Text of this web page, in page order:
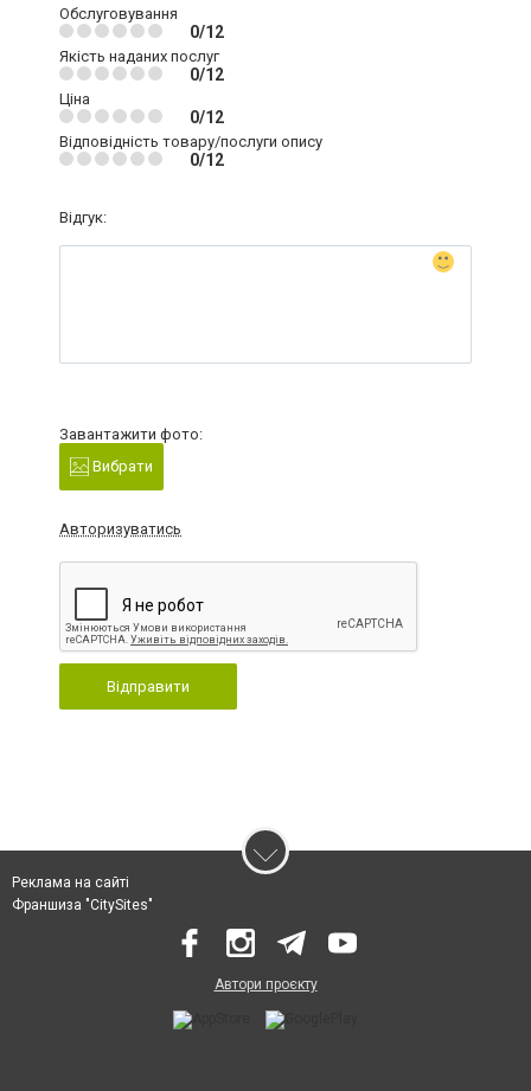
Обслуговування
0/12
Якість наданих послуг
0/12
Ціна
0/12
Відповідність товару/послуги опису
0/12
Відгук:
Завантажити фото:
Вибрати
Авторизуватись
Відправити
Реклама на сайті
Франшиза "CitySites"
Автори проєкту